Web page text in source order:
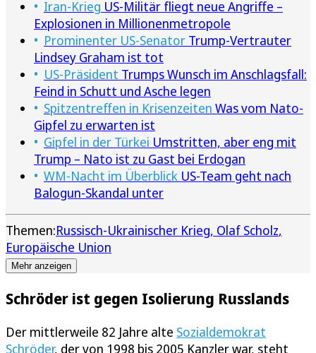
Iran-Krieg US-Militär fliegt neue Angriffe –
Explosionen in Millionenmetropole
Prominenter US-Senator Trump-Vertrauter
Lindsey Graham ist tot
US-Präsident Trumps Wunsch im Anschlagsfall:
Feind in Schutt und Asche legen
Spitzentreffen in Krisenzeiten Was vom Nato-
Gipfel zu erwarten ist
Gipfel in der Türkei Umstritten, aber eng mit
Trump – Nato ist zu Gast bei Erdogan
WM-Nacht im Überblick US-Team geht nach
Balogun-Skandal unter
Themen:Russisch-Ukrainischer Krieg Olaf Scholz
Europäische Union
Mehr anzeigen
Schröder ist gegen Isolierung Russlands
Der mittlerweile 82 Jahre alte Sozialdemokrat
Schröder, der von 1998 bis 2005 Kanzler war, steht